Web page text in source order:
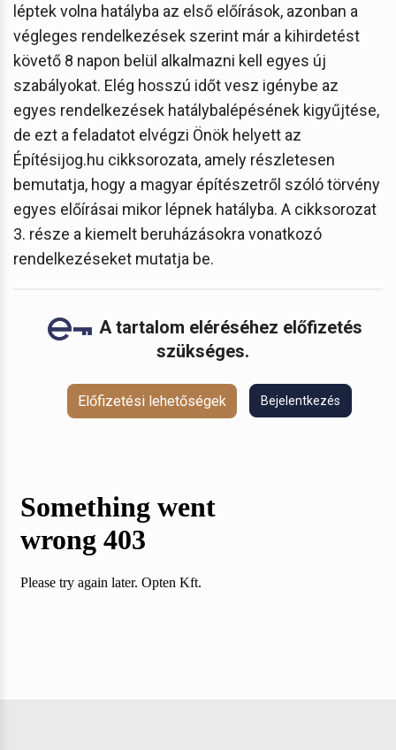
léptek volna hatályba az első előírások, azonban a
végleges rendelkezések szerint már a kihirdetést
követő 8 napon belül alkalmazni kell egyes új
szabályokat. Elég hosszú időt vesz igénybe az
egyes rendelkezések hatálybalépésének kigyűjtése,
de ezt a feladatot elvégzi Önök helyett az
Építésijog.hu cikksorozata, amely részletesen
bemutatja, hogy a magyar építészetről szóló törvény
egyes előírásai mikor lépnek hatályba. A cikksorozat
3. része a kiemelt beruházásokra vonatkozó
rendelkezéseket mutatja be.
A tartalom eléréséhez előfizetés
szükséges.
Előfizetési lehetőségek Bejelentkezés